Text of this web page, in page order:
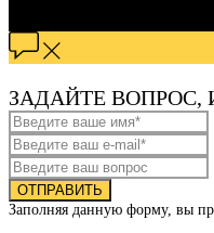
ЗАДАЙТЕ
ОТПРАВИТЬ
Заполняя данную форму, вы